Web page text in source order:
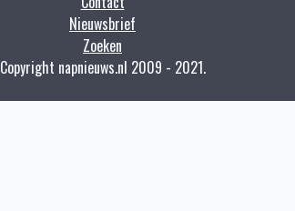
Nieuwsbrief
Zoeken
Copyright napnieuws.nl 2009 - 2021.